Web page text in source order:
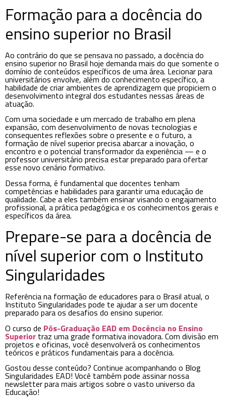
Formação para a docência do
ensino superior no Brasil
Ao contrário do que se pensava no passado, a docência do
ensino superior no Brasil hoje demanda mais do que somente o
domínio de conteúdos específicos de uma área. Lecionar para
universitários envolve, além do conhecimento específico, a
habilidade de criar ambientes de aprendizagem que propiciem o
desenvolvimento integral dos estudantes nessas áreas de
atuação.
Com uma sociedade e um mercado de trabalho em plena
expansão, com desenvolvimento de novas tecnologias e
consequentes reflexões sobre o presente e o futuro, a
formação de nível superior precisa abarcar a inovação, o
encontro e o potencial transformador da experiência — e o
professor universitário precisa estar preparado para ofertar
esse novo cenário formativo.
Dessa forma, é fundamental que docentes tenham
competências e habilidades para garantir uma educação de
qualidade. Cabe a eles também ensinar visando o engajamento
profissional, a prática pedagógica e os conhecimentos gerais e
específicos da área.
Prepare-se para a docência de
nível superior com o Instituto
Singularidades
Referência na formação de educadores para o Brasil atual, o
Instituto Singularidades pode te ajudar a ser um docente
preparado para os desafios do ensino superior.
O curso de Pós-Graduação EAD em Docência no Ensino
Superior traz uma grade formativa inovadora. Com divisão em
projetos e oficinas, você desenvolverá os conhecimentos
teóricos e práticos fundamentais para a docência.
Gostou desse conteúdo? Continue acompanhando o Blog
Singularidades EAD! Você também pode assinar nossa
newsletter para mais artigos sobre o vasto universo da
Educação!